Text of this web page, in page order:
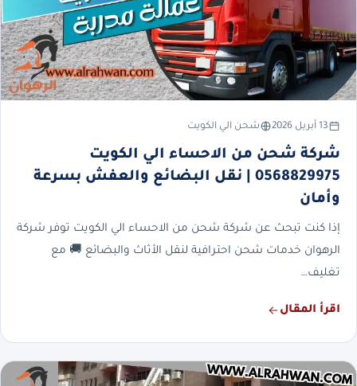
13 أبريل 2026 شحن الي الكويت
شركة شحن من الاحساء الي الكويت
0568829975 | نقل البضائع والعفش بسرعة
وأمان
إذا كنت تبحث عن شركة شحن من الاحساء الي الكويت توفر شركة
الرهوان خدمات شحن احترافية لنقل الأثاث والبضائع 🚚 مع
تغليف…
اقرأ المقال